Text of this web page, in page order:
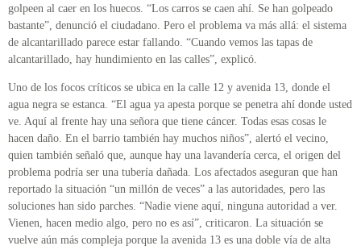
golpeen al caer en los huecos. “Los carros se caen ahí. Se han golpeado
bastante”, denunció el ciudadano. Pero el problema va más allá: el sistema
de alcantarillado parece estar fallando. “Cuando vemos las tapas de
alcantarillado, hay hundimiento en las calles”, explicó.
Uno de los focos críticos se ubica en la calle 12 y avenida 13, donde el
agua negra se estanca. “El agua ya apesta porque se penetra ahí donde usted
ve. Aquí al frente hay una señora que tiene cáncer. Todas esas cosas le
hacen daño. En el barrio también hay muchos niños”, alertó el vecino,
quien también señaló que, aunque hay una lavandería cerca, el origen del
problema podría ser una tubería dañada. Los afectados aseguran que han
reportado la situación “un millón de veces” a las autoridades, pero las
soluciones han sido parches. “Nadie viene aquí, ninguna autoridad a ver.
Vienen, hacen medio algo, pero no es así”, criticaron. La situación se
vuelve aún más compleja porque la avenida 13 es una doble vía de alta